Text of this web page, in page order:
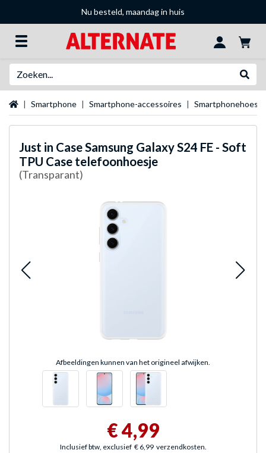
Nu besteld, maandag in huis
StartpaginaSmartphone Smartphone-accessoires
Just in CaseSamsung Galaxy S24 FE - Soft
TPU Case telefoonhoesje
(Transparant)
Afbeeldingen kunnen van het origineel afwijken.
€ 4,99
Inclusief btw, exclusief € 6,99 verzendkosten.